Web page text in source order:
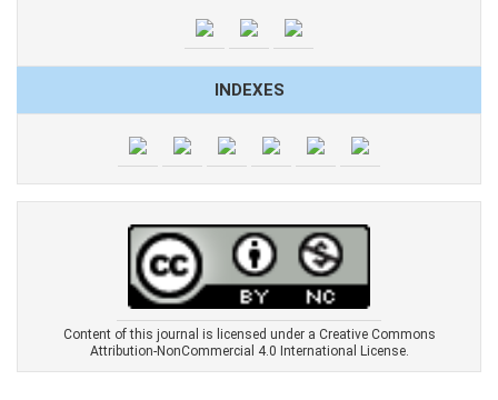
INDEXES
Content of this journal is licensed under a Creative Commons
Attribution-NonCommercial 4.0 International License.